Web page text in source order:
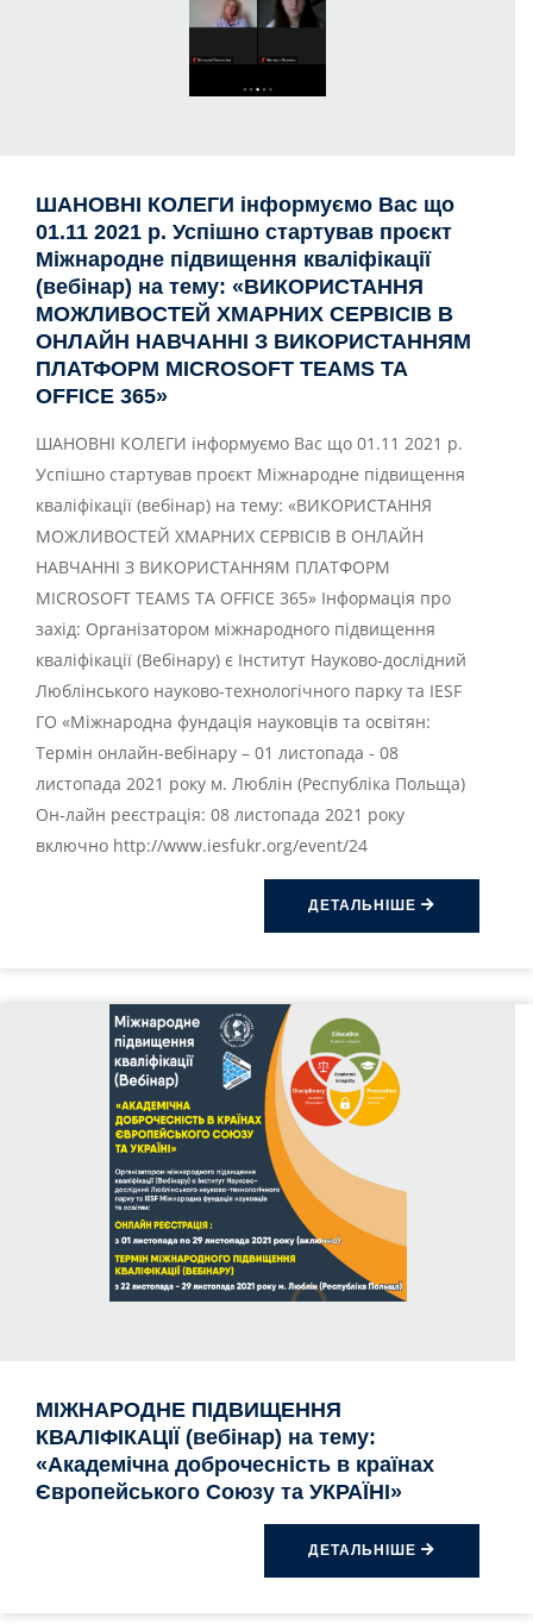
ШАНОВНІ КОЛЕГИ інформуємо Вас що
01.11 2021 р. Успішно стартував проєкт
Міжнародне підвищення кваліфікації
(вебінар) на тему: «ВИКОРИСТАННЯ
МОЖЛИВОСТЕЙ ХМАРНИХ СЕРВІСІВ В
ОНЛАЙН НАВЧАННІ З ВИКОРИСТАННЯМ
ПЛАТФОРМ MICROSOFT TEAMS ТА
OFFICE 365»
ШАНОВНІ КОЛЕГИ інформуємо Вас що 01.11 2021 р.
Успішно стартував проєкт Міжнародне підвищення
кваліфікації (вебінар) на тему: «ВИКОРИСТАННЯ
МОЖЛИВОСТЕЙ ХМАРНИХ СЕРВІСІВ В ОНЛАЙН
НАВЧАННІ З ВИКОРИСТАННЯМ ПЛАТФОРМ
MICROSOFT TEAMS ТА OFFICE 365» Інформація про
захід: Організатором міжнародного підвищення
кваліфікації (Вебінару) є Інститут Науково-дослідний
Люблінського науково-технологічного парку та IESF
ГО «Міжнародна фундація науковців та освітян:
Термін онлайн-вебінару – 01 листопада - 08
листопада 2021 року м. Люблін (Республіка Польща)
Он-лайн реєстрація: 08 листопада 2021 року
включно http://www.iesfukr.org/event/24
ДЕТАЛЬНІШЕ
МІЖНАРОДНЕ ПІДВИЩЕННЯ
КВАЛІФІКАЦІЇ (вебінар) на тему:
«Академічна доброчесність в країнах
Європейського Союзу та УКРАЇНІ»
ДЕТАЛЬНІШЕ